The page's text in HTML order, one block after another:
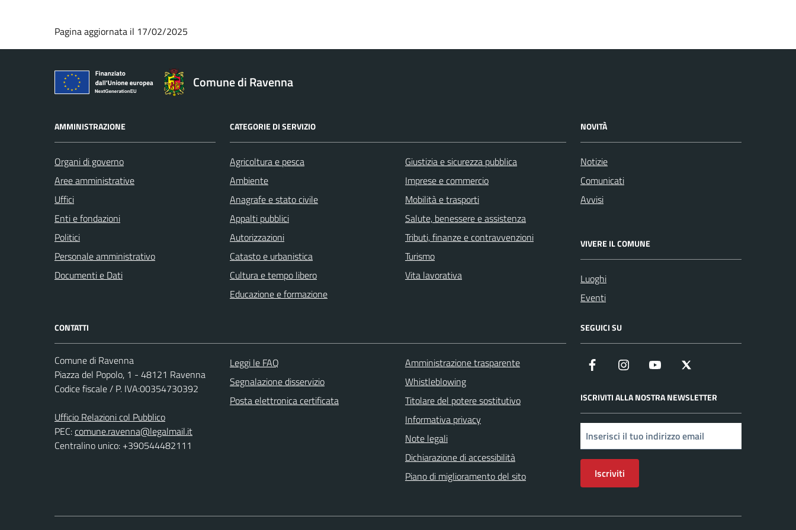
Pagina aggiornata il 17/02/2025
Comune di Ravenna
AMMINISTRAZIONE
Organi di governo
Aree amministrative
Uffici
Enti e fondazioni
Politici
Personale amministrativo
Documenti e Dati
CATEGORIE DI SERVIZIO
Agricoltura e pesca
Ambiente
Anagrafe e stato civile
Appalti pubblici
Autorizzazioni
Catasto e urbanistica
Cultura e tempo libero
Educazione e formazione
Giustizia e sicurezza pubblica
Imprese e commercio
Mobilità e trasporti
Salute, benessere e assistenza
Tributi, finanze e contravvenzioni
Turismo
Vita lavorativa
NOVITÀ
Notizie
Comunicati
Avvisi
VIVERE IL COMUNE
Luoghi
Eventi
CONTATTI
Comune di Ravenna
Piazza del Popolo, 1 - 48121 Ravenna
Codice fiscale / P. IVA:00354730392
Ufficio Relazioni col Pubblico
PEC:comune.ravenna@legalmail.it
Centralino unico: +390544482111
Leggi le FAQ
Segnalazione disservizio
Posta elettronica certificata
Amministrazione trasparente
Whistleblowing
Titolare del potere sostitutivo
Informativa privacy
Note legali
Dichiarazione di accessibilità
Piano di miglioramento del sito
SEGUICI SU
Facebook Instagram YouTube
ISCRIVITI ALLA NOSTRA NEWSLETTER